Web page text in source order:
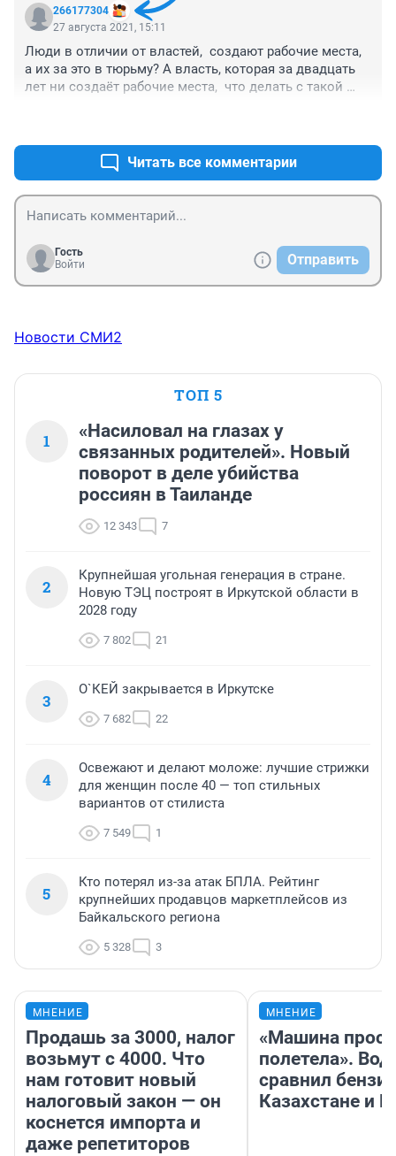
266177304
27 августа 2021, 15:11
Люди в отличии от властей,  создают рабочие места,
а их за это в тюрьму? А власть, которая за двадцать
лет ни создаёт рабочие места,  что делать с такой
Читать все комментарии
Гость
Войти
Отправить
Новости СМИ2
ТОП 5
1
«Насиловал на глазах у
связанных родителей». Новый
поворот в деле убийства
россиян в Таиланде
12 343 7
2
Крупнейшая угольная генерация в стране.
Новую ТЭЦ построят в Иркутской области в
2028 году
7 802 21
3
О`КЕЙ закрывается в Иркутске
7 682 22
4
Освежают и делают моложе: лучшие стрижки
для женщин после 40 — топ стильных
вариантов от стилиста
7 549 1
5
Кто потерял из-за атак БПЛА. Рейтинг
крупнейших продавцов маркетплейсов из
Байкальского региона
5 328 3
МНЕНИЕ
Продашь за 3000, налог
возьмут с 4000. Что
нам готовит новый
налоговый закон — он
коснется импорта и
даже репетиторов
МНЕНИЕ
«Машина
полетела».
сравнил
Казахстане и